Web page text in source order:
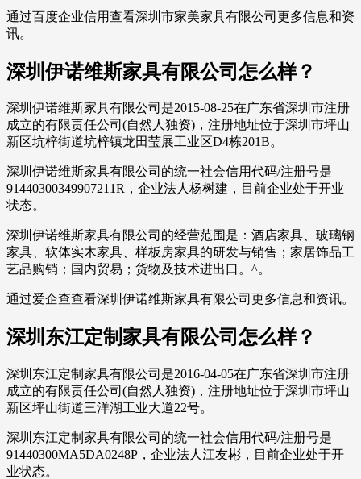
通过百度企业信用查看深圳市家美家具有限公司更多信息和资
讯。
深圳伊诺维斯家具有限公司怎么样？
深圳伊诺维斯家具有限公司是2015-08-25在广东省深圳市注册
成立的有限责任公司(自然人独资)，注册地址位于深圳市坪山
新区坑梓街道坑梓镇龙田莹展工业区D4栋201B。
深圳伊诺维斯家具有限公司的统一社会信用代码/注册号是
91440300349907211R，企业法人杨树建，目前企业处于开业
状态。
深圳伊诺维斯家具有限公司的经营范围是：酒店家具、玻璃钢
家具、软体实木家具、样板房家具的研发与销售；家居饰品工
艺品购销；国内贸易；货物及技术进出口。^。
通过爱企查查看深圳伊诺维斯家具有限公司更多信息和资讯。
深圳东江定制家具有限公司怎么样？
深圳东江定制家具有限公司是2016-04-05在广东省深圳市注册
成立的有限责任公司(自然人独资)，注册地址位于深圳市坪山
新区坪山街道三洋湖工业大道22号。
深圳东江定制家具有限公司的统一社会信用代码/注册号是
91440300MA5DA0248P，企业法人江友彬，目前企业处于开
业状态。